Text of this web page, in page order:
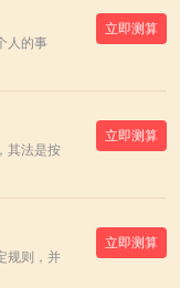
人的事
立即测算
其法是按
立即测算
规则，并
立即测算